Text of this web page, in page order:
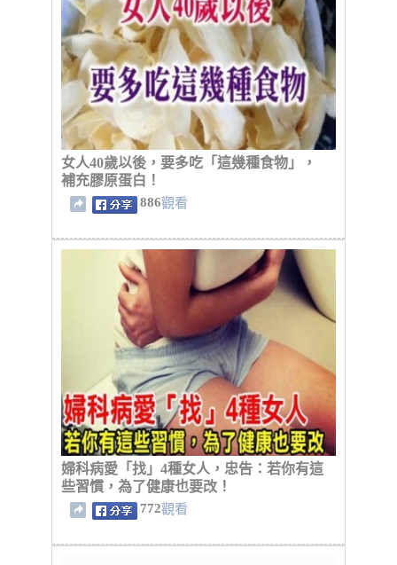
女人40歲以後，要多吃「這幾種食物」，
補充膠原蛋白！
886觀看
婦科病愛「找」4種女人，忠告：若你有這
些習慣，為了健康也要改！
772觀看